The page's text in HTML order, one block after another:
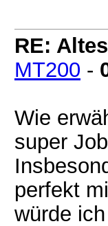
RE:
MT200 -
Wie
super
perfekt
würde